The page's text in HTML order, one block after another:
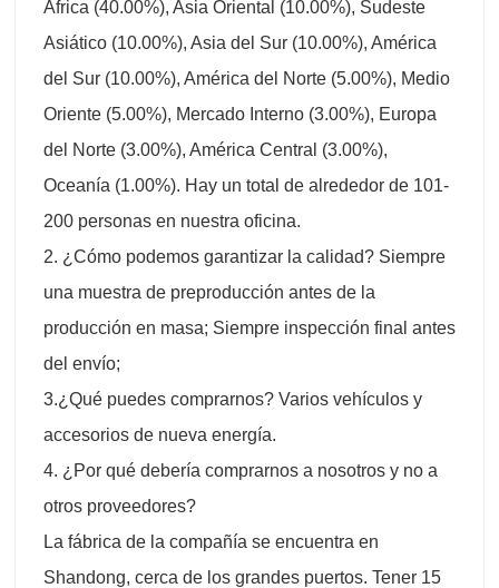
África (40.00%), Asia Oriental (10.00%), Sudeste
Asiático (10.00%), Asia del Sur (10.00%), América
del Sur (10.00%), América del Norte (5.00%), Medio
Oriente (5.00%), Mercado Interno (3.00%), Europa
del Norte (3.00%), América Central (3.00%),
Oceanía (1.00%). Hay un total de alrededor de 101-
200 personas en nuestra oficina.
2. ¿Cómo podemos garantizar la calidad? Siempre
una muestra de preproducción antes de la
producción en masa; Siempre inspección final antes
del envío;
3.¿Qué puedes comprarnos? Varios vehículos y
accesorios de nueva energía.
4. ¿Por qué debería comprarnos a nosotros y no a
otros proveedores?
La fábrica de la compañía se encuentra en
Shandong, cerca de los grandes puertos. Tener 15